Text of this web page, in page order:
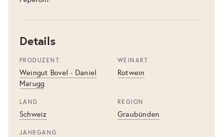
Details
PRODUZENT
Weingut Bovel - Daniel
Marugg
WEINART
Rotwein
LAND
Schweiz
REGION
Graubünden
JAHRGANG